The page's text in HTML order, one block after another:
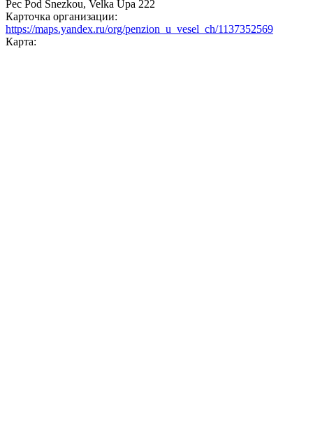
Pec Pod Snezkou, Velka Upa 222
Карточка организации:
https://maps.yandex.ru/org/penzion_u_vesel_ch/1137352569
Карта: